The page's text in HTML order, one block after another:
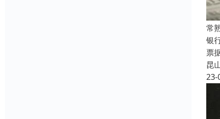
常
银
票
昆
23-